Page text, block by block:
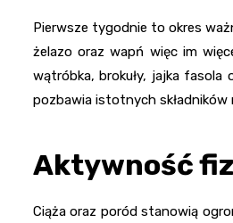
Pierwsze tygodnie to okres
żelazo oraz wapń więc im
wątróbka, brokuły, jajka
pozbawia istotnych składników
Aktywność
Ciąża oraz poród stanowią